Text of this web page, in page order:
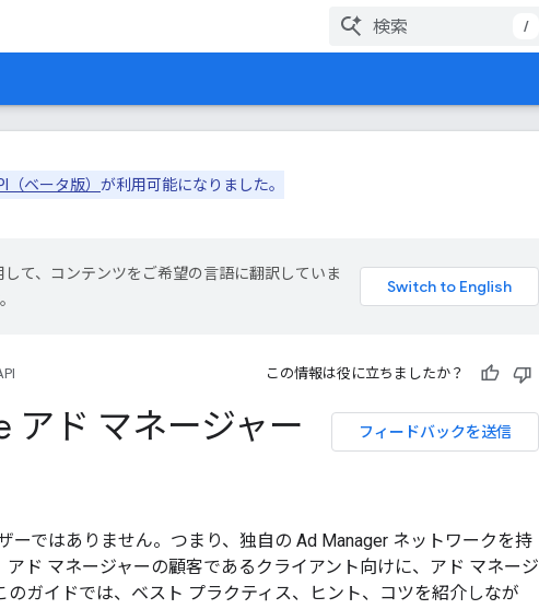
/
ベータ版） が利用可能になりました。
して、コンテンツをご希望の言語に翻訳していま
この情報は役に立ちましたか？
フィードバックを送信
アド マネージャー
ーではありません。つまり、独自の Ad Manager ネットワークを持
ド マネージャーの顧客であるクライアント向けに、アド マネージ
ガイドでは、ベスト プラクティス、ヒント、コツを紹介しなが